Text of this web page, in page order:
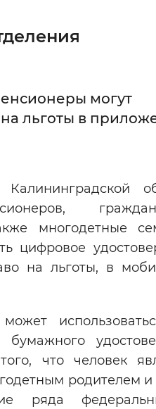
С засечками
сайта
Инверсивный
фон
Выключены
ассистент
Остановить
могут
льготы в
многодетные
цифровое
на льготы, в
что человек
родителем и
ряда